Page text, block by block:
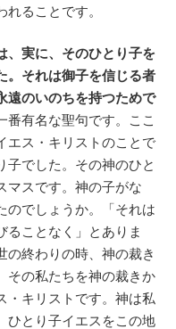
ることです。
実に、そのひとり子を
。それは御子を信じる者
遠のいのちを持つためで
番有名な聖句です。ここ
エス・キリストのことで
子でした。その神のひと
マスです。神の子がな
のでしょうか。「それは
ることなく」とありま
の終わりの時、神の裁き
その私たちを神の裁きか
・キリストです。神は私
ひとり子イエスをこの地